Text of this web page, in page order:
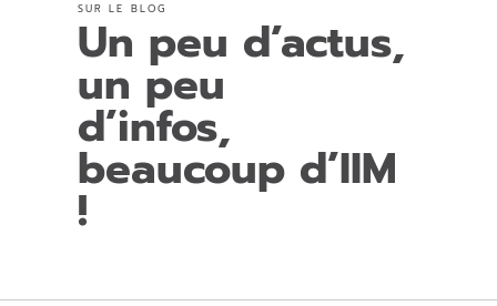
SUR LE BLOG
Un peu d’actus,
un peu
d’infos,
beaucoup d’IIM
!